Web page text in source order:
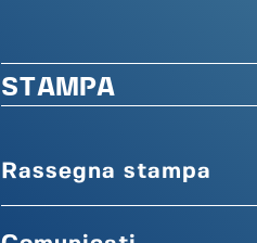
STAMPA
Rassegna stampa